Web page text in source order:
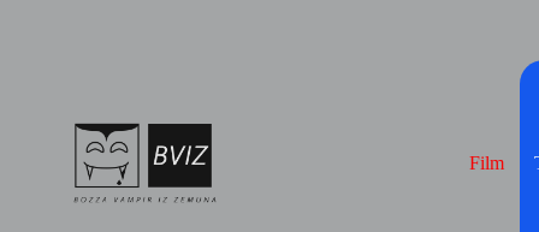
Film